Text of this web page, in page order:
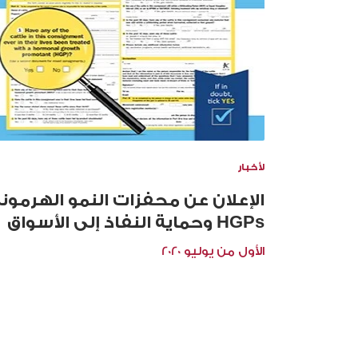
لأخبار
الإعلان عن محفزات النمو
HGPs وحماية النفاذ إلى الأسواق
الأول من يوليو 2020